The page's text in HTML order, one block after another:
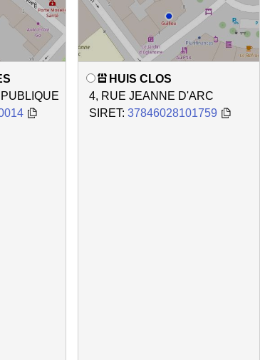
HUIS CLOS
4, RUE JEANNE D'ARC
SIRET: 37846028101759